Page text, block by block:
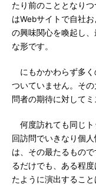
たり前のこととなり
はWebサイトで自社
の興味関心を喚起し
な形です。
にもかかわらず多く
ついていません。そ
問者の期待に対して
何度訪れても同じト
回訪問でいきなり個
は、その最たるもの
るだけでも、ある程
たように演出すること